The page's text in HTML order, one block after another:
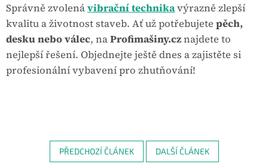
Správně zvolenávibrační technikavýrazně zlepší
kvalitu a životnost staveb. Ať už potřebujete pěch,
desku nebo válec, naProfimašiny.cznajdete to
nejlepší řešení. Objednejte ještě dnes a zajistěte si
profesionální vybavení pro zhutňování!
PŘEDCHOZÍ ČLÁNEK DALŠÍ ČLÁNEK